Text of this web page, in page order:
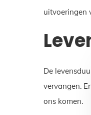
uitvoeringen
De
vervangen.
ons komen.